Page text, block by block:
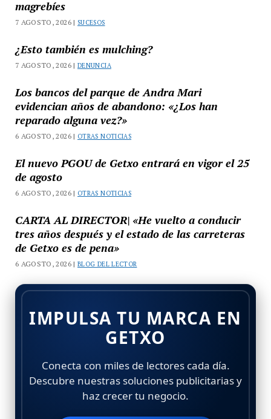
magrebíes
7 AGOSTO, 2026 | SUCESOS
¿Esto también es mulching?
7 AGOSTO, 2026 |DENUNCIA
Los bancos del parque de Andra Mari
evidencian años de abandono: «¿Los han
reparado alguna vez?»
6 AGOSTO, 2026 | OTRAS NOTICIAS
El nuevo PGOU de Getxo entrará en vigor el 25
de agosto
6 AGOSTO, 2026 | OTRAS NOTICIAS
CARTA AL DIRECTOR| «He vuelto a conducir
tres años después y el estado de las carreteras
de Getxo es de pena»
6 AGOSTO, 2026 |BLOG DEL LECTOR
IMPULSA TU MARCA EN
GETXO
Conecta con miles de lectores cada día.
Descubre nuestras soluciones publicitarias y
haz crecer tu negocio.